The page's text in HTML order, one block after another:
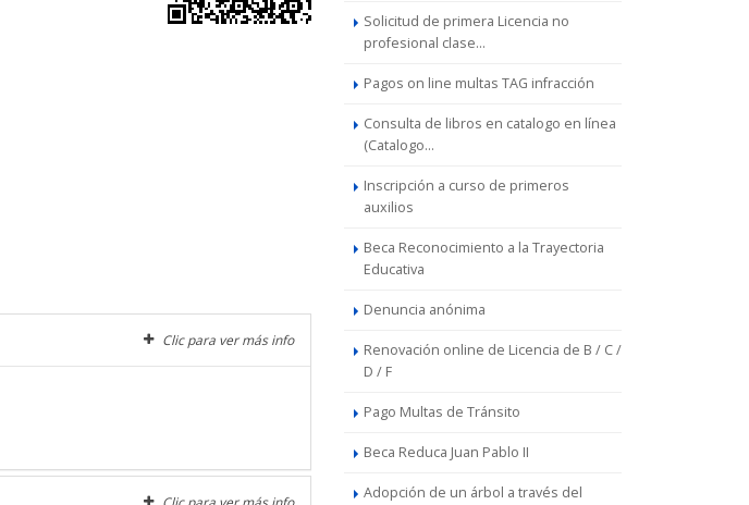
Clic para ver más info
Solicitud de primera Licencia no
profesional clase...
Pagos on line multas TAG infracción
Consulta de libros en catalogo en línea
(Catalogo...
Inscripción a curso de primeros
auxilios
Beca Reconocimiento a la Trayectoria
Educativa
Denuncia anónima
Renovación online de Licencia de B / C /
D / F
Pago Multas de Tránsito
Beca Reduca Juan Pablo II
Adopción de un árbol a través del